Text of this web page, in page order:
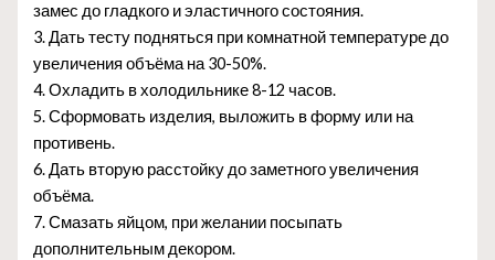
замес до гладкого и эластичного состояния.
3. Дать тесту подняться при комнатной температуре до
увеличения объёма на 30-50%.
4. Охладить в холодильнике 8-12 часов.
5. Сформовать изделия, выложить в форму или на
противень.
6. Дать вторую расстойку до заметного увеличения
объёма.
7. Смазать яйцом, при желании посыпать
дополнительным декором.